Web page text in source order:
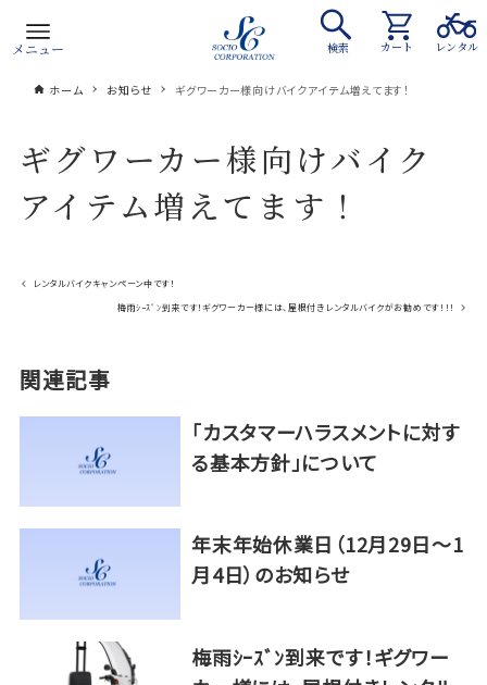
メニュー 検索 カート レンタル
ホーム お知らせ ギグワーカー様向けバイクアイテム増えてます！
ギグワーカー様向けバイク
アイテム増えてます！
レンタルバイクキャンペーン中です！
梅雨ｼｰｽﾞﾝ到来です！ギグワーカー様には、屋根付きレンタルバイクがお勧めです！！！
関連記事
「カスタマーハラスメントに対す
る基本方針」について
年末年始休業日（12月29日～1
月4日）のお知らせ
梅雨ｼｰｽﾞﾝ到来です！ギグワー